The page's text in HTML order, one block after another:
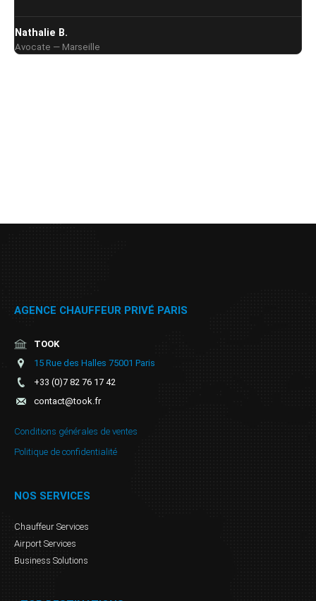
Nathalie B.
Avocate — Marseille
AGENCE CHAUFFEUR PRIVÉ PARIS
TOOK
15 Rue des Halles 75001 Paris
+33 (0)7 82 76 17 42
contact@took.fr
Conditions générales de ventes
Politique de confidentialité
NOS SERVICES
Chauffeur Services
Airport Services
Business Solutions